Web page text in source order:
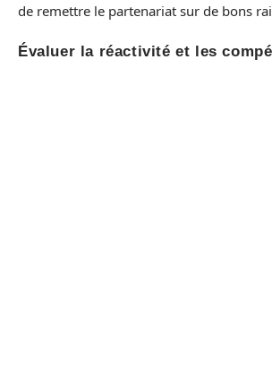
de remettre le partenariat sur de bons
Évaluer la réactivité et les